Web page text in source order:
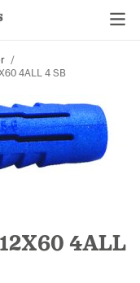
/
4ALL 4 SB
4ALL